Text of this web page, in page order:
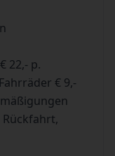
22,- p.
€ 9,-
Rückfahrt,